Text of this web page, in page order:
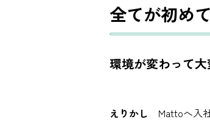
全てが初め
環境が変わって
えりかし Mattoへ入